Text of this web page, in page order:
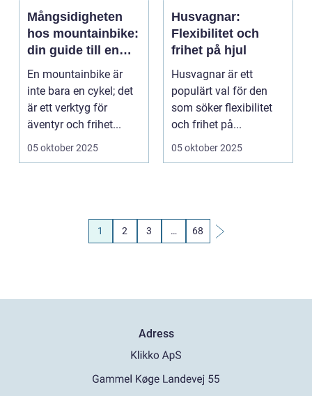
Mångsidigheten
hos mountainbike:
din guide till en
aktiv
utomhuslivsstil
En mountainbike är
inte bara en cykel; det
är ett verktyg för
äventyr och frihet...
05 oktober 2025
Husvagnar:
Flexibilitet och
frihet på hjul
Husvagnar är ett
populärt val för den
som söker flexibilitet
och frihet på...
05 oktober 2025
1 2 3 … 68
Adress